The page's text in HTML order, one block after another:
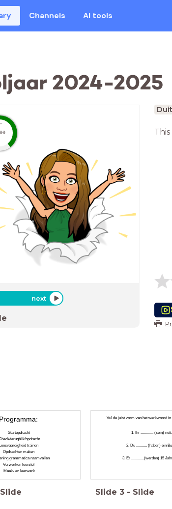
Channels AI tools
2024-2025
next
Programma:
Startopdracht
terugblik/opdracht
trainen
Opdrachten maken
grammatica naamvallen
Verwerken leerstof
Maak- en leerwerk
Slide
Vul de juist vorm van het werkwoord in
1. Ihr ............. (sein) nett.
2. Du ........... (haben) ein
3. Er .............(werden) 15
Slide 3 - Slide